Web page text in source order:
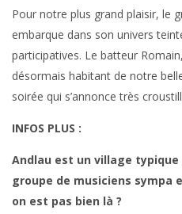
Pour notre plus grand plaisir, le
embarque dans son univers
participatives. Le batteur
désormais habitant de notre
soirée qui s’annonce très
INFOS PLUS :
Andlau est un village
groupe de musiciens sympa
on est pas bien là ?